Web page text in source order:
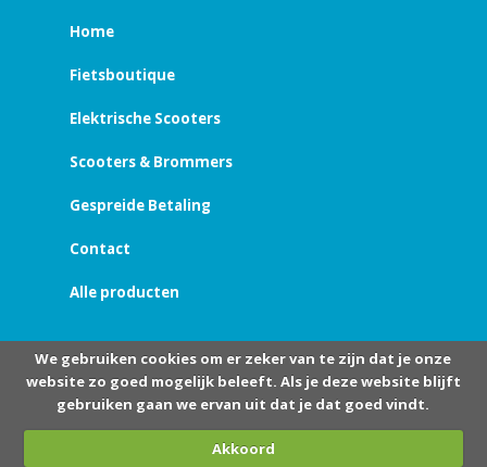
Home
Fietsboutique
Elektrische Scooters
Scooters & Brommers
Gespreide Betaling
Contact
Alle producten
We gebruiken cookies om er zeker van te zijn dat je onze
website zo goed mogelijk beleeft. Als je deze website blijft
gebruiken gaan we ervan uit dat je dat goed vindt.
Akkoord